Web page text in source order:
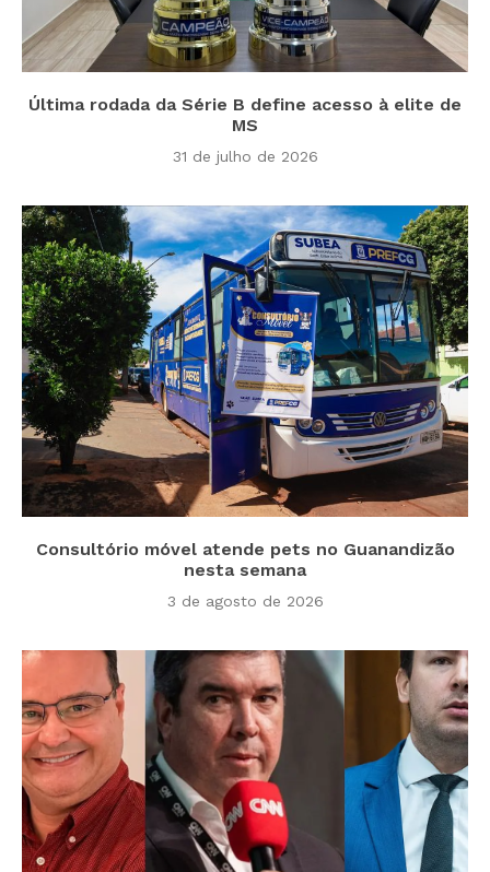
Última rodada da Série B define acesso à elite de
MS
31 de julho de 2026
Consultório móvel atende pets no Guanandizão
nesta semana
3 de agosto de 2026